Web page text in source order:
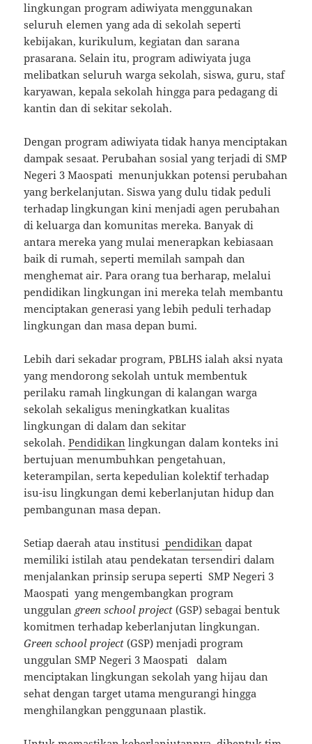
lingkungan program adiwiyata menggunakan
seluruh elemen yang ada di sekolah seperti
kebijakan, kurikulum, kegiatan dan sarana
prasarana. Selain itu, program adiwiyata juga
melibatkan seluruh warga sekolah, siswa, guru, staf
karyawan, kepala sekolah hingga para pedagang di
kantin dan di sekitar sekolah.
Dengan program adiwiyata tidak hanya menciptakan
dampak sesaat. Perubahan sosial yang terjadi di SMP
Negeri 3 Maospati menunjukkan potensi perubahan
yang berkelanjutan. Siswa yang dulu tidak peduli
terhadap lingkungan kini menjadi agen perubahan
di keluarga dan komunitas mereka. Banyak di
antara mereka yang mulai menerapkan kebiasaan
baik di rumah, seperti memilah sampah dan
menghemat air. Para orang tua berharap, melalui
pendidikan lingkungan ini mereka telah membantu
menciptakan generasi yang lebih peduli terhadap
lingkungan dan masa depan bumi.
Lebih dari sekadar program, PBLHS ialah aksi nyata
yang mendorong sekolah untuk membentuk
perilaku ramah lingkungan di kalangan warga
sekolah sekaligus meningkatkan kualitas
lingkungan di dalam dan sekitar
sekolah.Pendidikan lingkungan dalam konteks ini
bertujuan menumbuhkan pengetahuan,
keterampilan, serta kepedulian kolektif terhadap
isu-isu lingkungan demi keberlanjutan hidup dan
pembangunan masa depan.
Setiap daerah atau institusi pendidikan dapat
memiliki istilah atau pendekatan tersendiri dalam
menjalankan prinsip serupa seperti SMP Negeri 3
Maospati yang mengembangkan program
unggulan green school project (GSP) sebagai bentuk
komitmen terhadap keberlanjutan lingkungan.
Green school project (GSP) menjadi program
unggulan SMP Negeri 3 Maospati dalam
menciptakan lingkungan sekolah yang hijau dan
sehat dengan target utama mengurangi hingga
menghilangkan penggunaan plastik.